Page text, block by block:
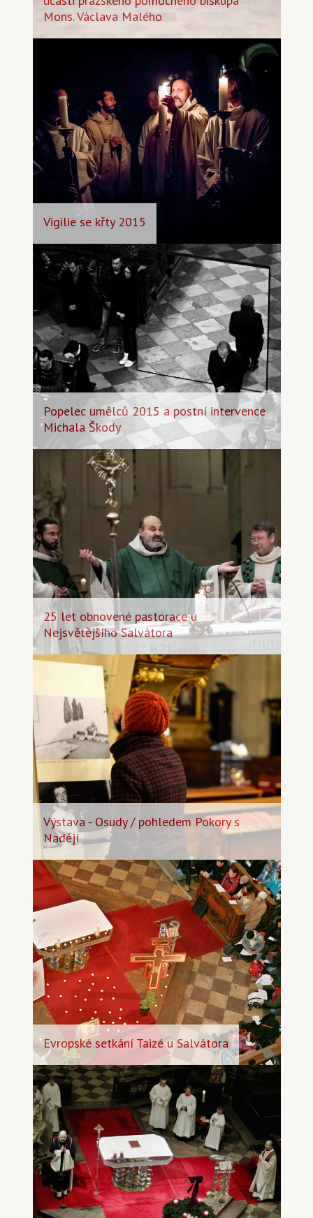
Mons. Václava Malého
Vigilie se křty 2015
Popelec umělců 2015 a postní intervence
Michala Škody
25 let obnovené pastorace u
Nejsvětějšího Salvátora
Výstava - Osudy / pohledem Pokory s
Nadějí
Evropské setkání Taizé u Salvátora